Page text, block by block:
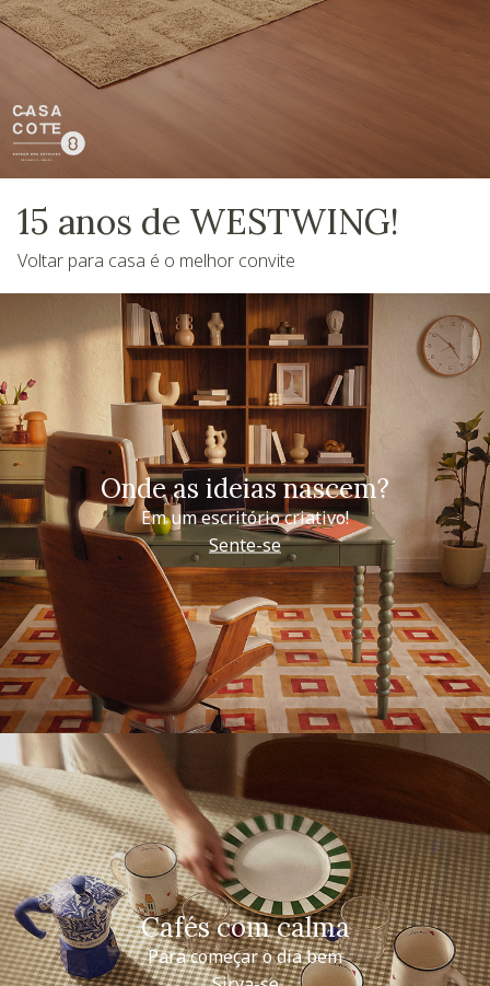
15 anos de WESTWING!
Voltar para casa é o melhor convite
Onde as ideias nascem?
Em um escritório criativo!
Sente-se
Cafés com calma
Para começar o dia bem